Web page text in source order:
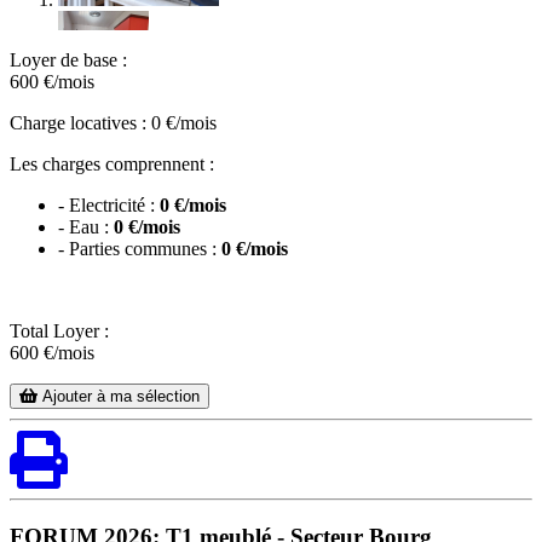
Loyer de base :
600 €/mois
Charge locatives : 0 €/mois
Les charges comprennent :
- Electricité : 0 €/mois
- Eau : 0 €/mois
- Parties communes : 0 €/mois
Total Loyer :
600 €/mois
Ajouter à ma sélection
FORUM 2026: T1 meublé - Secteur Bourg